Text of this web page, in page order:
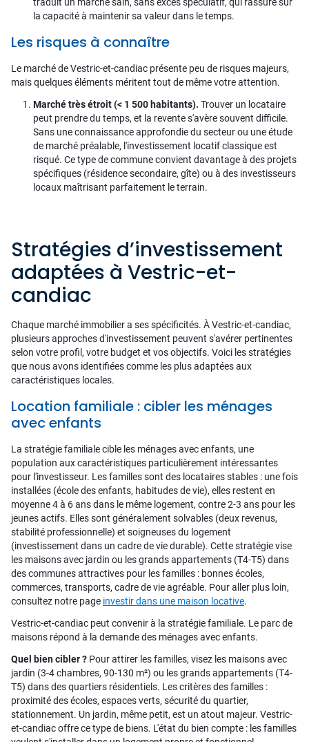
la capacité à maintenir sa valeur dans le temps.
Les risques à connaître
Le marché de Vestric-et-candiac présente peu de risques majeurs,
mais quelques éléments méritent tout de même votre attention.
Marché très étroit (< 1 500 habitants). Trouver un locataire
peut prendre du temps, et la revente s'avère souvent difficile.
Sans une connaissance approfondie du secteur ou une étude
de marché préalable, l'investissement locatif classique est
risqué. Ce type de commune convient davantage à des projets
spécifiques (résidence secondaire, gîte) ou à des investisseurs
locaux maîtrisant parfaitement le terrain.
Stratégies d’investissement
adaptées à Vestric-et-
candiac
Chaque marché immobilier a ses spécificités. À Vestric-et-candiac,
plusieurs approches d'investissement peuvent s'avérer pertinentes
selon votre profil, votre budget et vos objectifs. Voici les stratégies
que nous avons identifiées comme les plus adaptées aux
caractéristiques locales.
Location familiale : cibler les ménages
avec enfants
La stratégie familiale cible les ménages avec enfants, une
population aux caractéristiques particulièrement intéressantes
pour l'investisseur. Les familles sont des locataires stables : une fois
installées (école des enfants, habitudes de vie), elles restent en
moyenne 4 à 6 ans dans le même logement, contre 2-3 ans pour les
jeunes actifs. Elles sont généralement solvables (deux revenus,
stabilité professionnelle) et soigneuses du logement
(investissement dans un cadre de vie durable). Cette stratégie vise
les maisons avec jardin ou les grands appartements (T4-T5) dans
des communes attractives pour les familles : bonnes écoles,
commerces, transports, cadre de vie agréable. Pour aller plus loin,
consultez notre page investir dans une maison locative.
Vestric-et-candiac peut convenir à la stratégie familiale. Le parc de
maisons répond à la demande des ménages avec enfants.
Quel bien cibler ? Pour attirer les familles, visez les maisons avec
jardin (3-4 chambres, 90-130 m²) ou les grands appartements (T4-
T5) dans des quartiers résidentiels. Les critères des familles :
proximité des écoles, espaces verts, sécurité du quartier,
stationnement. Un jardin, même petit, est un atout majeur. Vestric-
et-candiac offre ce type de biens. L'état du bien compte : les familles